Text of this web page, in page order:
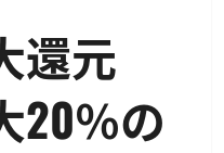
還元
20％の